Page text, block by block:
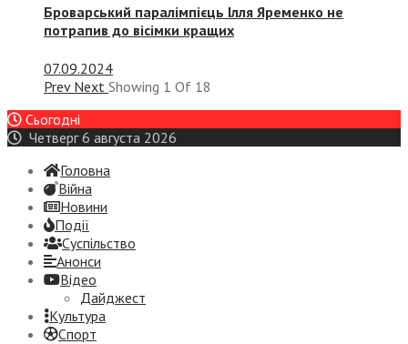
Броварський паралімпієць Ілля Яременко не
потрапив до вісімки кращих
07.09.2024
Prev Next Showing 1 Of 18
Сьогодні
Четверг 6 августа 2026
Головна
Війна
Новини
Події
Суспiльство
Анонси
Відео
Дайджест
Культура
Спорт